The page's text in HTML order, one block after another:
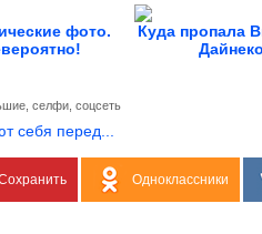
фото.
Куда пропала
Дайнеко
селфи соцсеть
себя перед...
Одноклассники